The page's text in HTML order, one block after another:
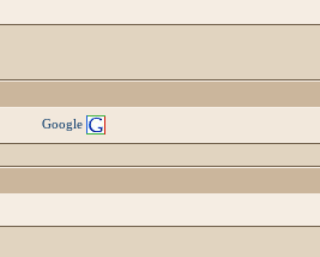
Google